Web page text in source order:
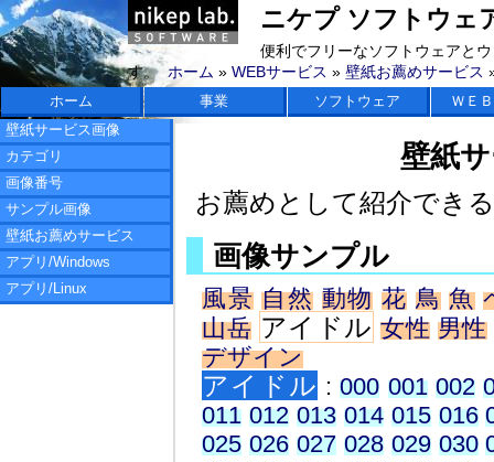
ニケプ ソフトウェ
便利でフリーなソフトウェアと
す。 ホーム »WEBサービス »壁紙お薦めサービス
ホーム 事業 ソフトウェア
ＷＥ
壁紙サービス画像
カテゴリ
画像番号
サンプル画像
壁紙お薦めサービス
アプリ/Windows
アプリ/Linux
壁紙
お薦めとして紹介でき
画像サンプル
風景 自然 動物 花 鳥 魚
山岳 アイドル 女性 男性
デザイン
アイドル :000 001 002
011 012 013 014 015 016
025 026 027 028 029 030